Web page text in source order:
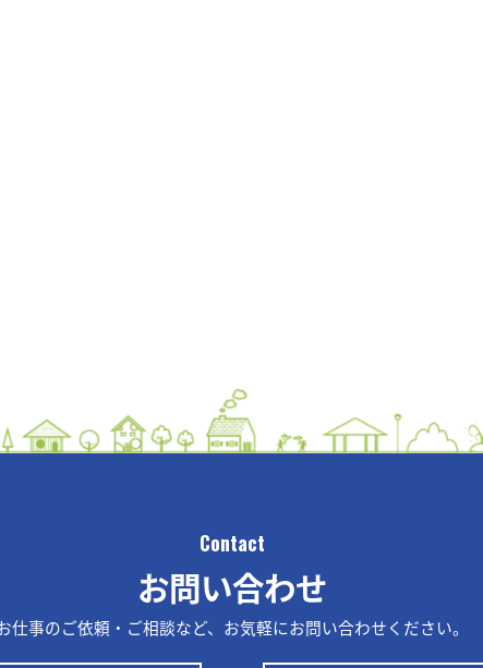
Contact
お問い合わせ
仕事のご依頼・ご相談など、 お気軽にお問い合わせください。